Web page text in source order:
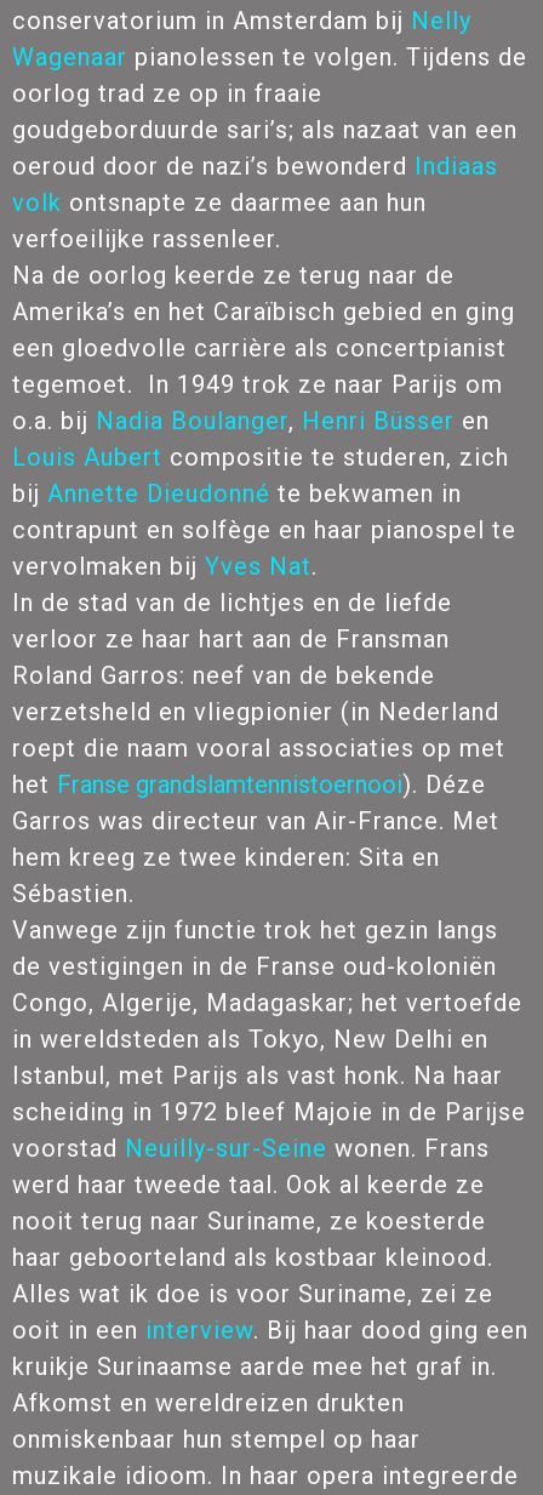
conservatorium in Amsterdam bij Nelly
Wagenaar pianolessen te volgen. Tijdens de
oorlog trad ze op in fraaie
goudgeborduurde sari’s; als nazaat van een
oeroud door de nazi’s bewonderd Indiaas
volk ontsnapte ze daarmee aan hun
verfoeilijke rassenleer.
Na de oorlog keerde ze terug naar de
Amerika’s en het Caraïbisch gebied en ging
een gloedvolle carrière als concertpianist
tegemoet. In 1949 trok ze naar Parijs om
o.a. bij Nadia Boulanger, Henri Büsser en
Louis Aubert compositie te studeren, zich
bij Annette Dieudonné te bekwamen in
contrapunt en solfège en haar pianospel te
vervolmaken bij Yves Nat.
In de stad van de lichtjes en de liefde
verloor ze haar hart aan de Fransman
Roland Garros: neef van de bekende
verzetsheld en vliegpionier (in Nederland
roept die naam vooral associaties op met
het Franse grandslamtennistoernooi). Déze
Garros was directeur van Air-France. Met
hem kreeg ze twee kinderen: Sita en
Sébastien.
Vanwege zijn functie trok het gezin langs
de vestigingen in de Franse oud-koloniën
Congo, Algerije, Madagaskar; het vertoefde
in wereldsteden als Tokyo, New Delhi en
Istanbul, met Parijs als vast honk. Na haar
scheiding in 1972 bleef Majoie in de Parijse
voorstad Neuilly-sur-Seine wonen. Frans
werd haar tweede taal. Ook al keerde ze
nooit terug naar Suriname, ze koesterde
haar geboorteland als kostbaar kleinood.
Alles wat ik doe is voor Suriname, zei ze
ooit in een interview. Bij haar dood ging een
kruikje Surinaamse aarde mee het graf in.
Afkomst en wereldreizen drukten
onmiskenbaar hun stempel op haar
muzikale idioom. In haar opera integreerde